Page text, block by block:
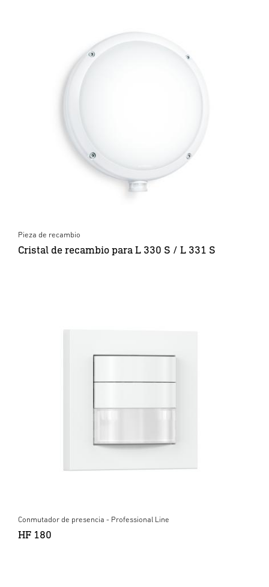
Pieza de recambio
Cristal de recambio para L 330 S / L 331 S
Conmutador de presencia - Professional Line
HF 180